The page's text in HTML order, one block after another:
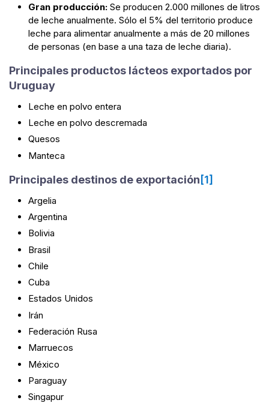
Gran producción: Se producen 2.000 millones de litros
de leche anualmente. Sólo el 5% del territorio produce
leche para alimentar anualmente a más de 20 millones
de personas (en base a una taza de leche diaria).
Principales productos lácteos exportados por
Uruguay
Leche en polvo entera
Leche en polvo descremada
Quesos
Manteca
Principales destinos de exportación[1]
Argelia
Argentina
Bolivia
Brasil
Chile
Cuba
Estados Unidos
Irán
Federación Rusa
Marruecos
México
Paraguay
Singapur